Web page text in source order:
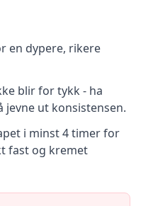
en dypere, rikere
blir for tykk - ha
ut konsistensen.
i minst 4 timer for
fast og kremet